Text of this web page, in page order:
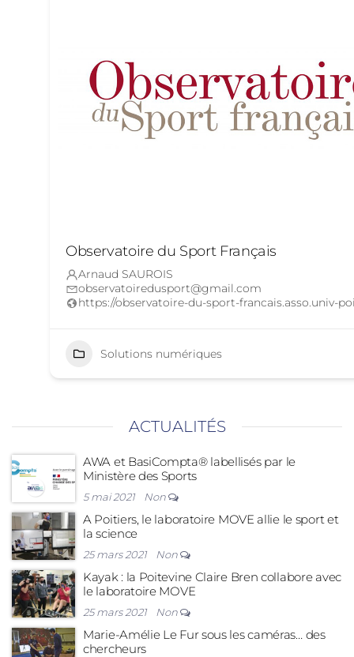
Observatoire du Sport Français
Arnaud SAUROIS
observatoiredusport@gmail.com
https://observatoire-du-sport-francais.asso.univ-
Solutions numériques
ACTUALITÉS
AWA et BasiCompta® labellisés par le
Ministère des Sports
5 mai 2021 Non
A Poitiers, le laboratoire MOVE allie le sport et
la science
25 mars 2021 Non
Kayak : la Poitevine Claire Bren collabore avec
le laboratoire MOVE
25 mars 2021 Non
Marie-Amélie Le Fur sous les caméras… des
chercheurs